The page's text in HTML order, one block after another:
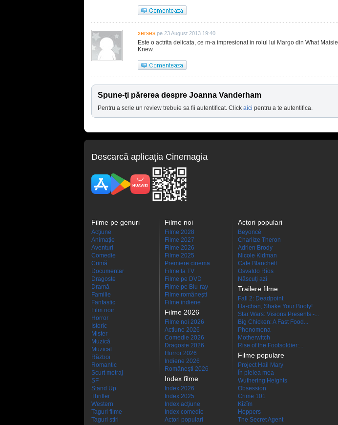
xerses pe 23 August 2013 19:40
Este o actrita delicata, ce m-a impresionat in rolul lui Margo din What Maisie
Knew.
Spune-ţi părerea despre Joanna Vanderham
Pentru a scrie un review trebuie sa fii autentificat. Click aici pentru a te autentifica.
Descarcă aplicaţia Cinemagia
Filme pe genuri
Acţiune
Animaţie
Aventuri
Comedie
Crimă
Documentar
Dragoste
Dramă
Familie
Fantastic
Film noir
Horror
Istoric
Mister
Muzică
Muzical
Război
Romantic
Scurt metraj
SF
Stand Up
Thriller
Western
Taguri filme
Taguri stiri
Filme noi
Filme 2028
Filme 2027
Filme 2026
Filme 2025
Premiere cinema
Filme la TV
Filme pe DVD
Filme pe Blu-ray
Filme româneşti
Filme indiene
Filme 2026
Filme noi 2026
Actiune 2026
Comedie 2026
Dragoste 2026
Horror 2026
Indiene 2026
Româneşti 2026
Index filme
Index 2026
Index 2025
Index acţiune
Index comedie
Actori populari
Actori populari
Beyoncé
Charlize Theron
Adrien Brody
Nicole Kidman
Cate Blanchett
Osvaldo Ríos
Născuţi azi
Trailere filme
Fall 2: Deadpoint
Ha-chan, Shake Your Booty!
Star Wars: Visions Presents -...
Big Chicken: A Fast Food...
Phenomena
Motherwitch
Rise of the Footsoldier:...
Filme populare
Project Hail Mary
În pielea mea
Wuthering Heights
Obsession
Crime 101
Kîzîm
Hoppers
The Secret Agent